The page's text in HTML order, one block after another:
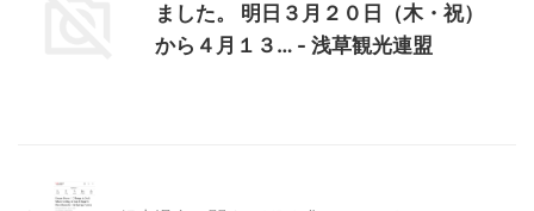
ました。 明日３月２０日（木・祝）
から４月１３… - 浅草観光連盟